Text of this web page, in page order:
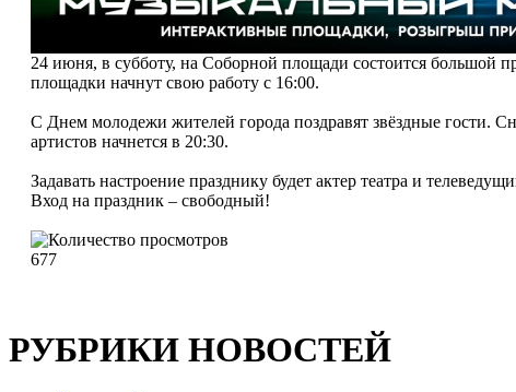
24 июня, в субботу, на Соборной площади состоится большой
площадки начнут свою работу с 16:00.
С Днем молодежи жителей города поздравят звёздные гости.
артистов начнется в 20:30.
Задавать настроение празднику будет актер театра и
Вход на праздник – свободный!
677
РУБРИКИ НОВОСТЕЙ